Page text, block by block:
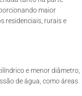
maior
residenciais, rurais e
e menor diâmetro,
de água, como áreas